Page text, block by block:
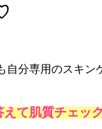
自分専用のスキン
て肌質チェック